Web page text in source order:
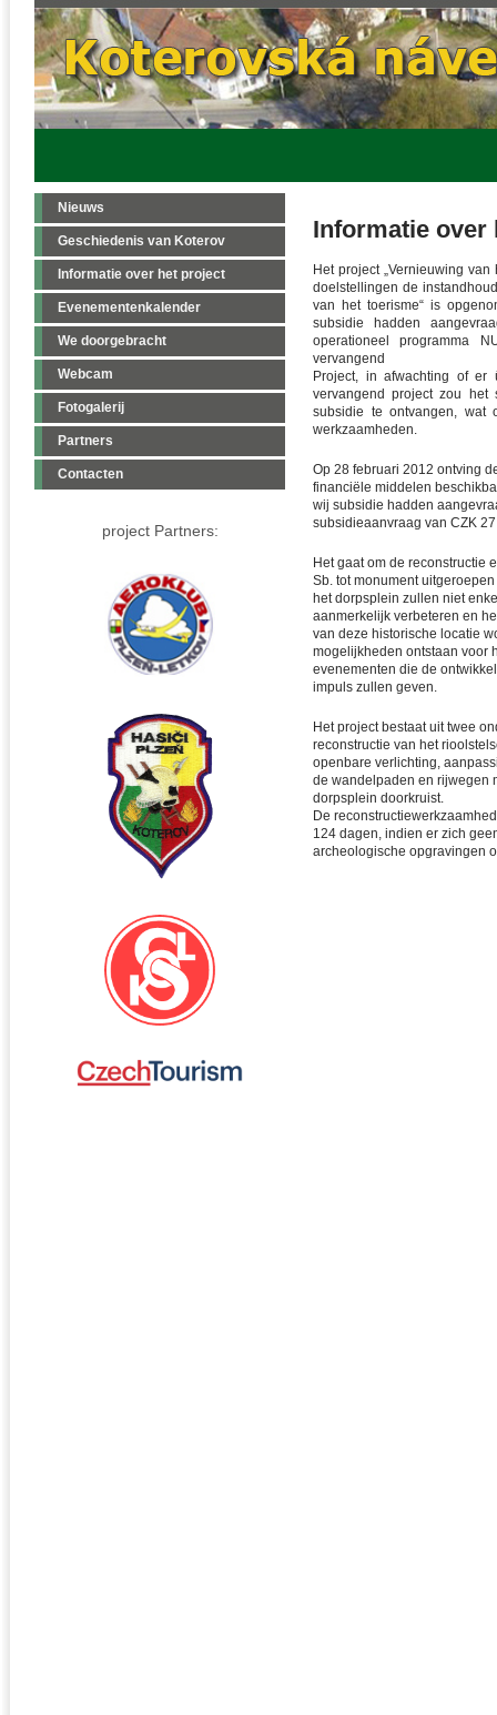
Nieuws
Geschiedenis van Koterov
Informatie over het project
Evenementenkalender
We doorgebracht
Webcam
Fotogalerij
Partners
Contacten
project Partners:
Informatie over
Het project „Vernieuwing
doelstellingen de
van het toerisme“ is
subsidie hadden
operationeel programma
vervangend
Project, in afwachting of er
vervangend project zou het
subsidie te ontvangen, wat
werkzaamheden.
Op 28 februari 2012 ontving
financiële middelen
wij subsidie hadden
subsidieaanvraag van CZK
Het gaat om de reconstructie
Sb. tot monument
het dorpsplein zullen niet
aanmerkelijk verbeteren en
van deze historische locatie
mogelijkheden ontstaan voor
evenementen die de
impuls zullen geven.
Het project bestaat uit twee
reconstructie van het
openbare verlichting,
de wandelpaden en rijwegen
dorpsplein doorkruist.
De
124 dagen, indien er zich
archeologische opgravingen